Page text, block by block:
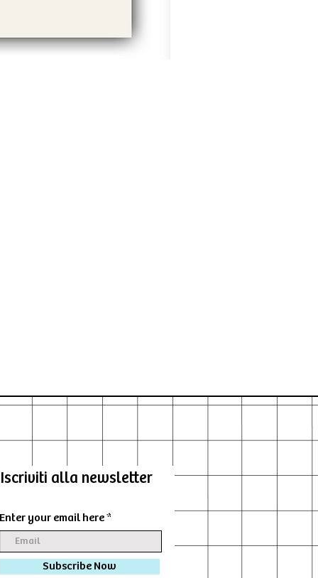
Iscriviti alla newsletter
Enter your email here
Subscribe Now